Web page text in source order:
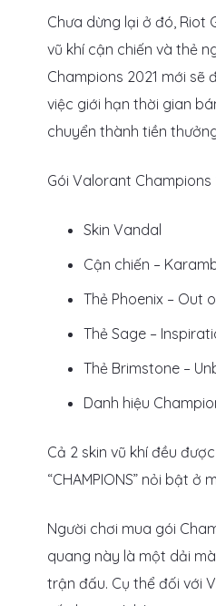
Chưa dừng lại ở đó, Riot
vũ khí cận chiến và thẻ
Champions 2021 mới sẽ
việc giới hạn thời gian
chuyển thành tiền
Gói Valorant Champions
Skin Vandal
Cận chiến –
Thẻ Phoenix – Out
Thẻ Sage –
Thẻ Brimstone –
Danh hiệu
Cả 2 skin vũ khí đều
“CHAMPIONS” nỏi bật
Người chơi mua gói
quang này là một dải
trận đấu. Cụ thể đối với